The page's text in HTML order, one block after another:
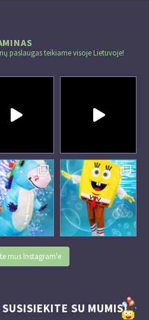
paslaugas teikiame visoje Lietuvoje!
mus Instagram'e
SU MUMIS!